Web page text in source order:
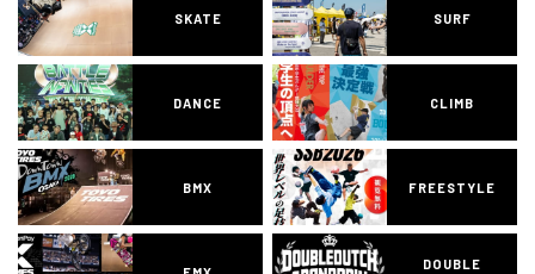
SKATE SURF
DANCE CLIMB
BMX FREESTYLE
DOUBLE